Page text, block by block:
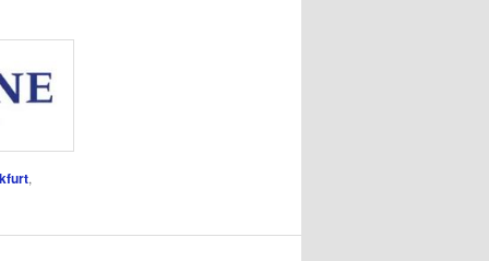
,